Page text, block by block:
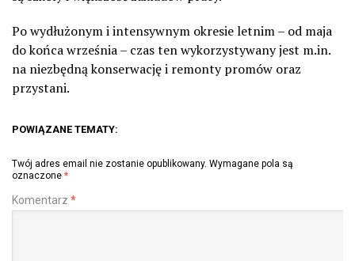
Po wydłużonym i intensywnym okresie letnim – od maja
do końca września – czas ten wykorzystywany jest m.in.
na niezbędną konserwację i remonty promów oraz
przystani.
POWIĄZANE TEMATY:
Twój adres email nie zostanie opublikowany. Wymagane pola są
oznaczone *
Komentarz *